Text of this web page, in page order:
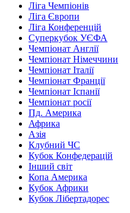
Ліга Чемпіонів
Ліга Європи
Ліга Конференцій
Суперкубок УЄФА
Чемпіонат Англії
Чемпіонат Німеччини
Чемпіонат Італії
Чемпіонат Франції
Чемпіонат Іспанії
Чемпіонат росії
Пд. Америка
Африка
Азія
Клубний ЧС
Кубок Конфедерацій
Інший світ
Копа Америка
Кубок Африки
Кубок Лібертадорес